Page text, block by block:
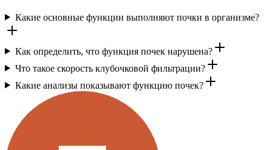
Какие основные функции выполняют почки в организме?
Как определить, что функция почек нарушена?
Что такое скорость клубочковой фильтрации?
Какие анализы показывают функцию почек?